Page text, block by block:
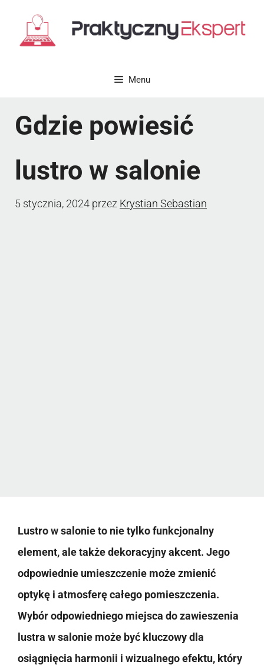
Menu
Gdzie powiesić
lustro w salonie
5 stycznia, 2024 przez Krystian Sebastian
Lustro w salonie to nie tylko funkcjonalny
element, ale także dekoracyjny akcent. Jego
odpowiednie umieszczenie może zmienić
optykę i atmosferę całego pomieszczenia.
Wybór odpowiedniego miejsca do zawieszenia
lustra w salonie może być kluczowy dla
osiągnięcia harmonii i wizualnego efektu, który